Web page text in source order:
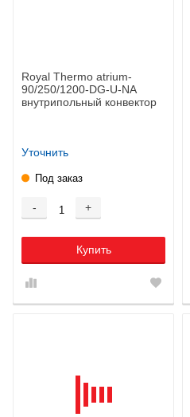
Royal Thermo atrium-
90/250/1200-DG-U-NA
внутрипольный конвектор
Уточнить
Под заказ
- +
Купить